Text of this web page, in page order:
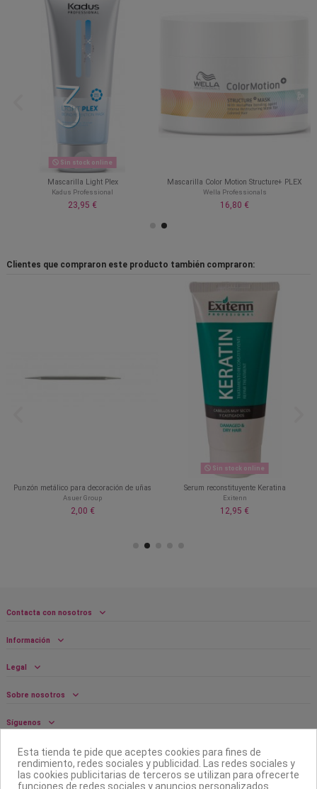
Sin stock online
Mascarilla Light Plex
Kadus Professional
23,95 €
Mascarilla Color Motion Structure+ PLEX
Wella Professionals
16,80 €
Clientes que compraron este producto también compraron:
Punzón metálico para decoración de uñas
Asuer Group
2,00 €
Sin stock online
Serum reconstituyente Keratina
Exitenn
12,95 €
Contacta con nosotros
Información
Legal
Sobre nosotros
Síguenos
Boletín
Esta tienda te pide que aceptes cookies para fines de
rendimiento, redes sociales y publicidad. Las redes sociales y
las cookies publicitarias de terceros se utilizan para ofrecerte
funciones de redes sociales y anuncios personalizados.